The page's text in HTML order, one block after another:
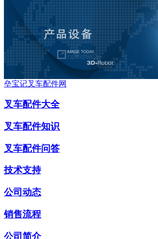
垒宝记叉车配件网
叉车配件大全
叉车配件知识
叉车配件问答
技术支持
公司动态
销售流程
公司简介